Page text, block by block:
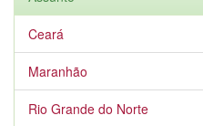
Ceará
Maranhão
Rio Grande do Norte